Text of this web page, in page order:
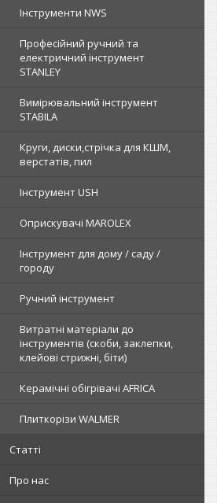
Інструменти NWS
Професійний ручний та
електричний інструмент
STANLEY
Вимірювальний інструмент
STABILA
Круги, диски,стрічка для КШМ,
верстатів, пил
Інструмент USH
Оприскувачі MAROLEX
Інструмент для дому / саду /
городу
Ручний інструмент
Витратні матеріали до
інструментів (скоби, заклепки,
клейові стрижні, біти)
Керамічні обігрівачі AFRICA
Плиткорізи WALMER
Статті
Про нас